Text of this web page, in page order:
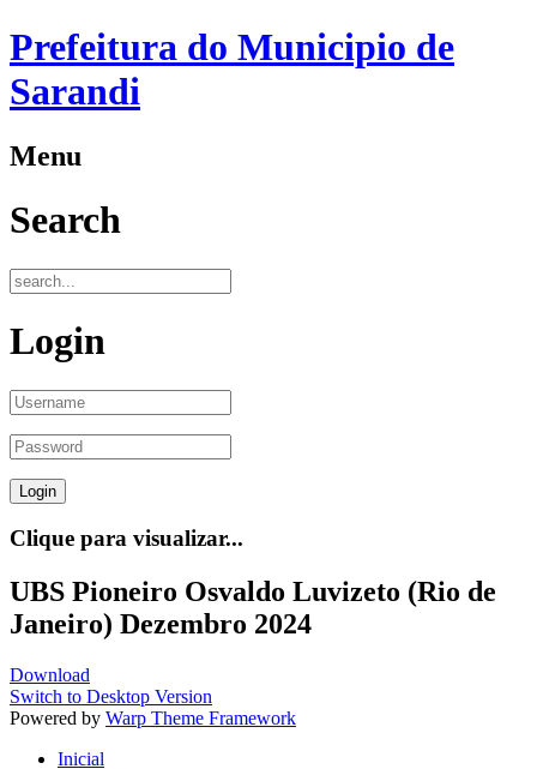
Prefeitura do Municipio de
Sarandi
Menu
Search
Login
Clique para visualizar...
UBS Pioneiro Osvaldo Luvizeto (Rio de
Janeiro) Dezembro 2024
Download
Switch to Desktop Version
Powered by Warp Theme Framework
Inicial